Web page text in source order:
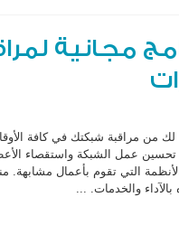
مجانية
لك من مراقبة شبكتك في كافة
عمل الشبكة واستقصاء
التي تقوم بأعمال مشابهة.
والخدمات. ...